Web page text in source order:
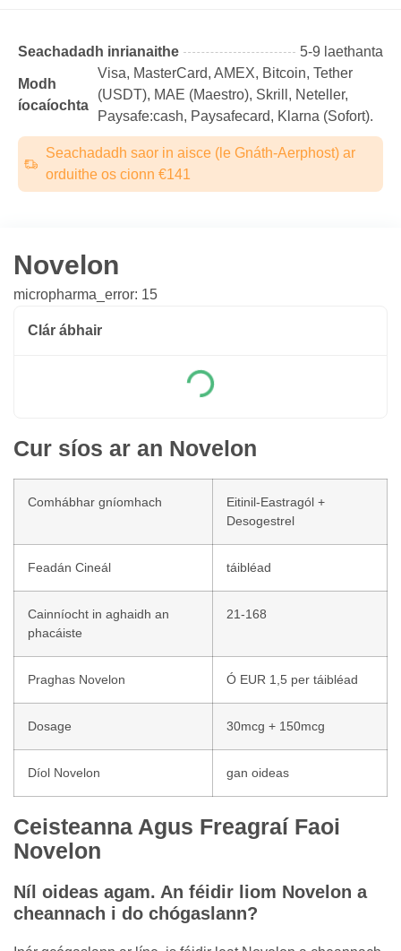
Seachadadh inrianaithe 5-9 laethanta
Modh
íocaíochta
Visa, MasterCard, AMEX, Bitcoin, Tether
(USDТ), MAE (Maestro), Skrill, Neteller,
Paysafe:cash, Paysafecard, Klarna (Sofort).
Seachadadh saor in aisce (le Gnáth-Aerphost) ar
orduithe os cionn €141
Novelon
micropharma_error: 15
Clár ábhair
Cur síos ar an Novelon
Comhábhar gníomhach
Eitinil-Eastragól +
Desogestrel
Feadán Cineál táibléad
Cainníocht in aghaidh an
phacáiste
21-168
Praghas Novelon Ó EUR 1,5 per táibléad
Dosage 30mcg + 150mcg
Díol Novelon gan oideas
Ceisteanna Agus Freagraí Faoi
Novelon
Níl oideas agam. An féidir liom Novelon a
cheannach i do chógaslann?